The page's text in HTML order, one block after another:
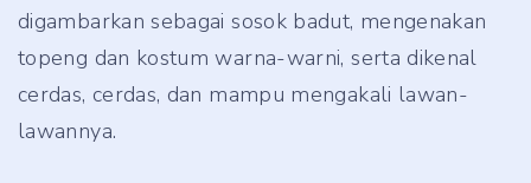
digambarkan sebagai sosok badut, mengenakan
topeng dan kostum warna-warni, serta dikenal
cerdas, cerdas, dan mampu mengakali lawan-
lawannya.